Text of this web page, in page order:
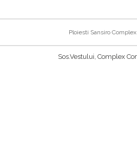
Ploiesti Sansiro
Sos.Vestului, Complex